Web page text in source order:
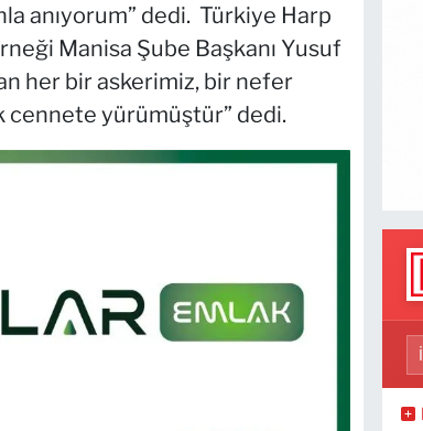
anıyorum” dedi. Türkiye Harp
Manisa Şube Başkanı Yusuf
her bir askerimiz, bir nefer
cennete yürümüştür” dedi.